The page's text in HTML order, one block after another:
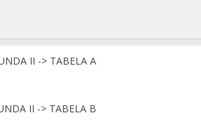
II -> TABELA A
II -> TABELA B